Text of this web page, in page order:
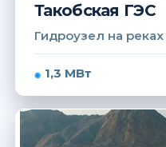
Такобская ГЭС
Гидроузел на
1,3 МВт